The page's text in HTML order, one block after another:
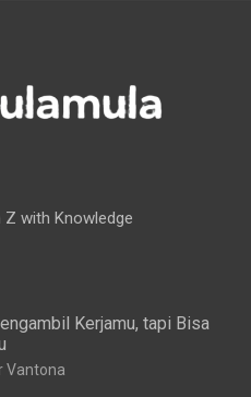
Z with Knowledge
Kerjamu, tapi Bisa
Vantona